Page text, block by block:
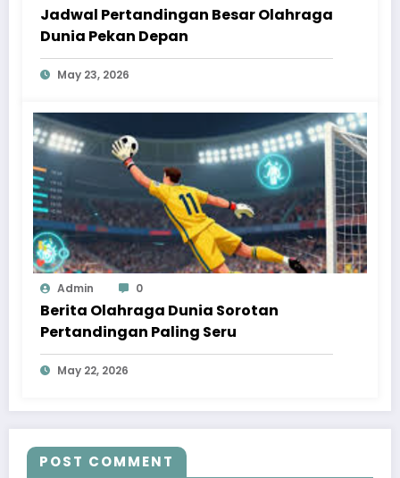
Jadwal Pertandingan Besar Olahraga
Dunia Pekan Depan
May 23, 2026
Admin 0
Berita Olahraga Dunia Sorotan
Pertandingan Paling Seru
May 22, 2026
POST COMMENT